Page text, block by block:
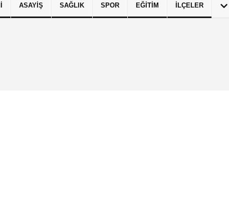
Gizlilik İlkeleri
ASAYIŞ SAĞLIK SPOR EĞITIM İLÇELER